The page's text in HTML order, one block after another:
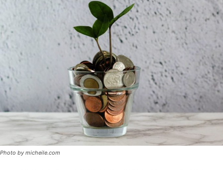
Photo by micheile.com